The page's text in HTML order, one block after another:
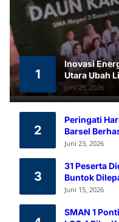
1
Inovasi
Utara Ubah
Ramah
Juni 29, 2026
2
Peringati
Barsel
Melalui Aksi
Juni 23, 2026
3
31 Peserta
Buntok
Pendidikan
Juni 15, 2026
SMAN 1